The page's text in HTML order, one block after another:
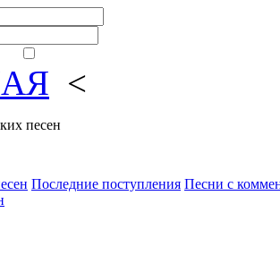
<
песен
Последние поступления Песни с